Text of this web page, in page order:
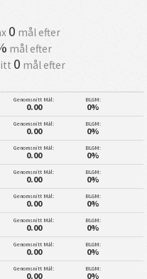
0 mål efter
mål efter
0 mål efter
Genomsnitt Mål:
0.00
BLGM:
0%
Genomsnitt Mål:
0.00
BLGM:
0%
Genomsnitt Mål:
0.00
BLGM:
0%
Genomsnitt Mål:
0.00
BLGM:
0%
Genomsnitt Mål:
0.00
BLGM:
0%
Genomsnitt Mål:
0.00
BLGM:
0%
Genomsnitt Mål:
0.00
BLGM:
0%
Genomsnitt Mål:
0.00
BLGM:
0%